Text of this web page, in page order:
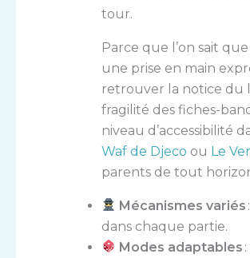
tour.
Parce que l’on sait
une prise en main
retrouver la notice du
fragilité des fiches-
niveau d’accessibilité
Waf de Djeco ou Le
parents de tout
Mécanismes variés
dans chaque partie.
Modes adaptables